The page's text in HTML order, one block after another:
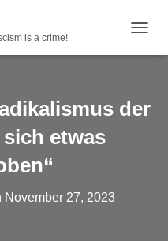
is a crime!
der
etwas
November 27, 2023